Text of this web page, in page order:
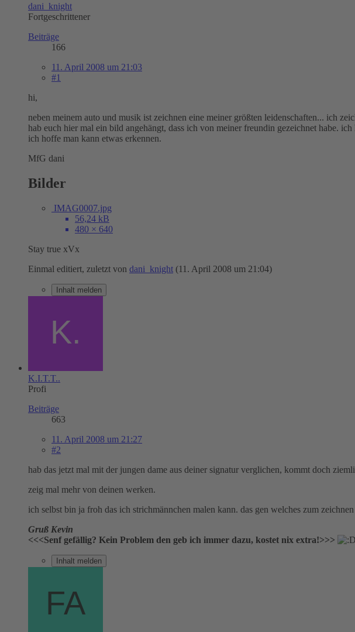
dani_knight
Fortgeschrittener
Beiträge
166
11. April 2008 um 21:03
#1
hi,
neben meinem auto und musik ist zeichnen eine meiner größten leidenschaften... ich
hab euch hier mal ein bild angehängt, dass ich von meiner freundin gezeichnet habe.
ich hoffe man kann etwas erkennen.
MfG dani
Bilder
IMAG0007.jpg
56,24 kB
480 × 640
Stay true xVx
Einmal editiert, zuletzt von dani_knight (11. April 2008 um 21:04)
Inhalt melden
K.I.T.T..
Profi
Beiträge
663
11. April 2008 um 21:27
#2
hab das jetzt mal mit der jungen dame aus deiner signatur verglichen, kommt doch
zeig mal mehr von deinen werken.
ich selbst bin ja froh das ich strichmännchen malen kann. das gen welches zum
Gruß Kevin
<<<Senf gefällig? Kein Problem den geb ich immer dazu, kostet nix extra!>>>
Inhalt melden